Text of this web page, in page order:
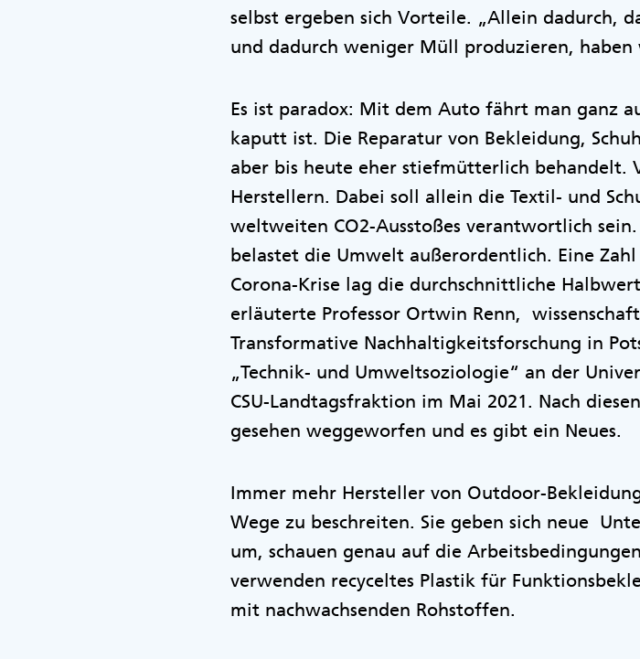
selbst ergeben sich Vorteile. „Allein dadurch,
und dadurch weniger Müll produzieren,
Es ist paradox: Mit dem Auto fährt man ganz
kaputt ist. Die Reparatur von Bekleidung,
aber bis heute eher stiefmütterlich behandelt.
Herstellern. Dabei soll allein die Textil- und
weltweiten CO2-Ausstoßes verantwortlich
belastet die Umwelt außerordentlich. Eine
Corona-Krise lag die durchschnittliche
erläuterte Professor Ortwin Renn,
Transformative Nachhaltigkeitsforschung in
„Technik- und Umweltsoziologie“ an der
CSU-Landtagsfraktion im Mai 2021. Nach
gesehen weggeworfen und es gibt ein Neues.
Immer mehr Hersteller von Outdoor-
Wege zu beschreiten. Sie geben sich neue
um, schauen genau auf die
verwenden recyceltes Plastik für
mit nachwachsenden Rohstoffen.